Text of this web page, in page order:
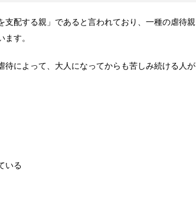
支配する親」であると言われており、一種の虐待親
す。
待によって、大人になってからも苦しみ続ける人が
いる